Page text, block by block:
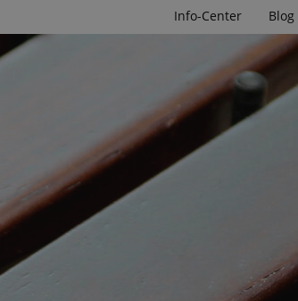
Info-Center Blog